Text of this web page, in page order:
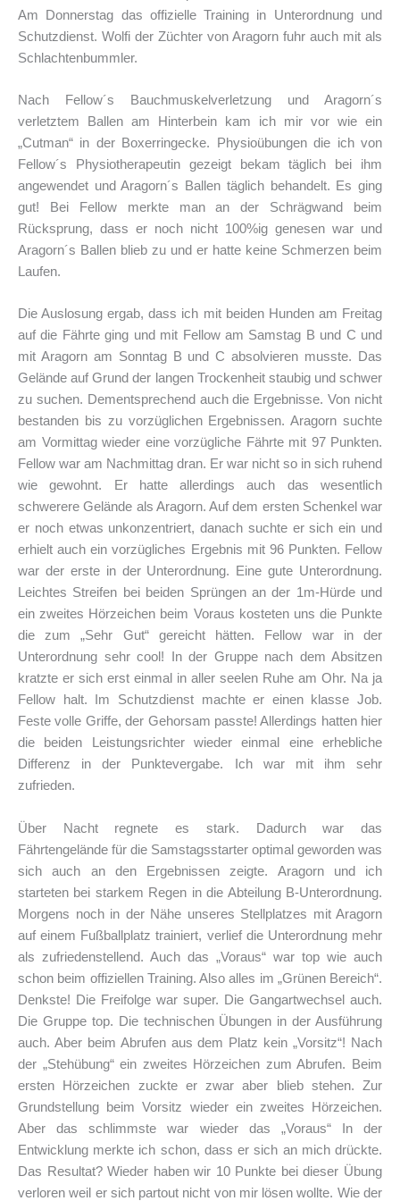
Am Donnerstag das offizielle Training in Unterordnung und
Schutzdienst. Wolfi der Züchter von Aragorn fuhr auch mit als
Schlachtenbummler.
Nach Fellow´s Bauchmuskelverletzung und Aragorn´s
verletztem Ballen am Hinterbein kam ich mir vor wie ein
„Cutman“ in der Boxerringecke. Physioübungen die ich von
Fellow´s Physiotherapeutin gezeigt bekam täglich bei ihm
angewendet und Aragorn´s Ballen täglich behandelt. Es ging
gut! Bei Fellow merkte man an der Schrägwand beim
Rücksprung, dass er noch nicht 100%ig genesen war und
Aragorn´s Ballen blieb zu und er hatte keine Schmerzen beim
Laufen.
Die Auslosung ergab, dass ich mit beiden Hunden am Freitag
auf die Fährte ging und mit Fellow am Samstag B und C und
mit Aragorn am Sonntag B und C absolvieren musste. Das
Gelände auf Grund der langen Trockenheit staubig und schwer
zu suchen. Dementsprechend auch die Ergebnisse. Von nicht
bestanden bis zu vorzüglichen Ergebnissen. Aragorn suchte
am Vormittag wieder eine vorzügliche Fährte mit 97 Punkten.
Fellow war am Nachmittag dran. Er war nicht so in sich ruhend
wie gewohnt. Er hatte allerdings auch das wesentlich
schwerere Gelände als Aragorn. Auf dem ersten Schenkel war
er noch etwas unkonzentriert, danach suchte er sich ein und
erhielt auch ein vorzügliches Ergebnis mit 96 Punkten. Fellow
war der erste in der Unterordnung. Eine gute Unterordnung.
Leichtes Streifen bei beiden Sprüngen an der 1m-Hürde und
ein zweites Hörzeichen beim Voraus kosteten uns die Punkte
die zum „Sehr Gut“ gereicht hätten. Fellow war in der
Unterordnung sehr cool! In der Gruppe nach dem Absitzen
kratzte er sich erst einmal in aller seelen Ruhe am Ohr. Na ja
Fellow halt. Im Schutzdienst machte er einen klasse Job.
Feste volle Griffe, der Gehorsam passte! Allerdings hatten hier
die beiden Leistungsrichter wieder einmal eine erhebliche
Differenz in der Punktevergabe. Ich war mit ihm sehr
zufrieden.
Über Nacht regnete es stark. Dadurch war das
Fährtengelände für die Samstagsstarter optimal geworden was
sich auch an den Ergebnissen zeigte. Aragorn und ich
starteten bei starkem Regen in die Abteilung B-Unterordnung.
Morgens noch in der Nähe unseres Stellplatzes mit Aragorn
auf einem Fußballplatz trainiert, verlief die Unterordnung mehr
als zufriedenstellend. Auch das „Voraus“ war top wie auch
schon beim offiziellen Training. Also alles im „Grünen Bereich“.
Denkste! Die Freifolge war super. Die Gangartwechsel auch.
Die Gruppe top. Die technischen Übungen in der Ausführung
auch. Aber beim Abrufen aus dem Platz kein „Vorsitz“! Nach
der „Stehübung“ ein zweites Hörzeichen zum Abrufen. Beim
ersten Hörzeichen zuckte er zwar aber blieb stehen. Zur
Grundstellung beim Vorsitz wieder ein zweites Hörzeichen.
Aber das schlimmste war wieder das „Voraus“ In der
Entwicklung merkte ich schon, dass er sich an mich drückte.
Das Resultat? Wieder haben wir 10 Punkte bei dieser Übung
verloren weil er sich partout nicht von mir lösen wollte. Wie der